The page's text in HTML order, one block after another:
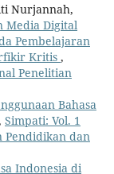
Nurjannah,
Media Digital
Pembelajaran
Kritis ,
Penelitian
Bahasa
Simpati: Vol. 1
Pendidikan dan
Indonesia di